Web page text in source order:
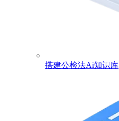
搭建公检法Ai知识库